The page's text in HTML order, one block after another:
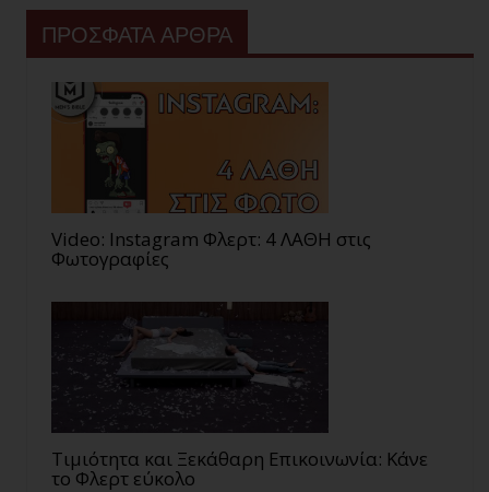
ΠΡΟΣΦΑΤΑ ΑΡΘΡΑ
Video: Instagram Φλερτ: 4 ΛΑΘΗ στις
Φωτογραφίες
Τιμιότητα και Ξεκάθαρη Επικοινωνία: Κάνε
το Φλερτ εύκολο